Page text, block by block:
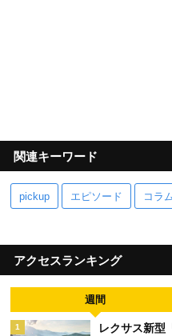
関連キーワード
pickup エピソード コラ
アクセスランキング
週間
1
レクサス新型